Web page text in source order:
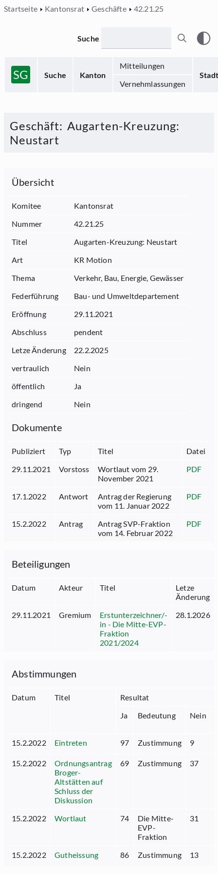
Startseite Kantonsrat Geschäfte 42.21.25
SG Suche Kanton
Mitteilungen
Stadt
Vernehmlassungen
Suche
Geschäft: Augarten-Kreuzung:
Neustart
Übersicht
Komitee
Kantonsrat
Nummer
42.21.25
Titel
Augarten-Kreuzung: Neustart
Art
KR Motion
Thema
Verkehr, Bau, Energie, Gewässer
Federführung
Bau- und Umweltdepartement
Eröffnung
29.11.2021
Abschluss
pendent
Letze Änderung
22.2.2025
vertraulich
Nein
öffentlich
Ja
dringend
Nein
Dokumente
Publiziert Typ Titel
Datei
29.11.2021
Vorstoss
Wortlaut vom 29.
November 2021
PDF
17.1.2022 Antwort
Antrag der Regierung
vom 11. Januar 2022
PDF
15.2.2022 Antrag
Antrag SVP-Fraktion
vom 14. Februar 2022
PDF
Beteiligungen
Datum Akteur Titel
Letze
Änderung
29.11.2021
Gremium
Erstunterzeichner/-
in - Die Mitte-EVP-
Fraktion
2021/2024
28.1.2026
Abstimmungen
Datum Titel
Resultat
Ja
Bedeutung Nein
15.2.2022 Eintreten 97 Zustimmung 9
15.2.2022
Ordnungsantrag
Broger-
Altstätten auf
Schluss der
Diskussion
69 Zustimmung 37
15.2.2022 Wortlaut 74
Die Mitte-
EVP-
Fraktion
31
15.2.2022
Gutheissung 86 Zustimmung 13